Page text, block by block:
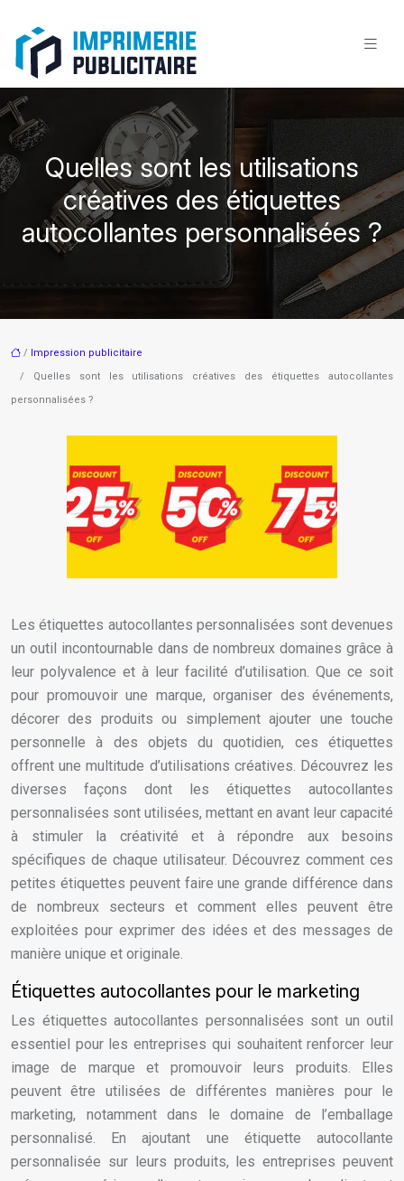
Quelles sont les utilisations
créatives des étiquettes
autocollantes personnalisées ?
/
Impression publicitaire
/ Quelles sont les utilisations créatives des étiquettes autocollantes
personnalisées ?
Les étiquettes autocollantes personnalisées sont devenues
un outil incontournable dans de nombreux domaines grâce à
leur polyvalence et à leur facilité d’utilisation. Que ce soit
pour promouvoir une marque, organiser des événements,
décorer des produits ou simplement ajouter une touche
personnelle à des objets du quotidien, ces étiquettes
offrent une multitude d’utilisations créatives. Découvrez les
diverses façons dont les étiquettes autocollantes
personnalisées sont utilisées, mettant en avant leur capacité
à stimuler la créativité et à répondre aux besoins
spécifiques de chaque utilisateur. Découvrez comment ces
petites étiquettes peuvent faire une grande différence dans
de nombreux secteurs et comment elles peuvent être
exploitées pour exprimer des idées et des messages de
manière unique et originale.
Étiquettes autocollantes pour le marketing
Les étiquettes autocollantes personnalisées sont un outil
essentiel pour les entreprises qui souhaitent renforcer leur
image de marque et promouvoir leurs produits. Elles
peuvent être utilisées de différentes manières pour le
marketing, notamment dans le domaine de l’emballage
personnalisé. En ajoutant une étiquette autocollante
personnalisée sur leurs produits, les entreprises peuvent